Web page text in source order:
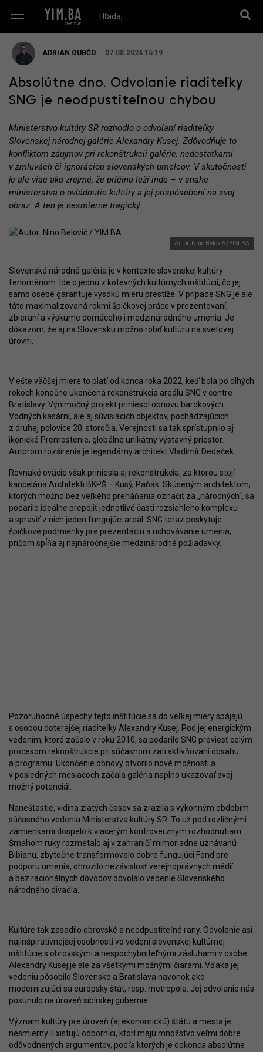
ADRIAN GUBČO 07.08.2024 15:19
Absolútne dno. Odvolanie riaditeľky
SNG je neodpustiteľnou chybou
Ministerstvo kultúry SR rozhodlo o odvolaní riaditeľky
Slovenskej národnej galérie Alexandry Kusej. Zdôvodňuje to
konfliktom záujmov pri rekonštrukcii galérie, nedostatkami
v zmluvách či ignoráciou slovenských umelcov. V skutočnosti
je ale viac ako zrejmé, že príčina leží inde – v snahe
ministerstva o ovládnutie kultúry a jej prispôsobení na svoj
obraz. A ten je nesmierne tragický.
Autor: Nino Belovič / YIM.BA
Slovenská národná galéria je v kontexte slovenskej kultúry
fenoménom. Ide o jednu z kotevných kultúrnych inštitúcií, čo jej
samo osebe garantuje vysokú mieru prestíže. V prípade SNG je ale
táto maximalizovaná rokmi špičkovej práce v prezentovaní,
zbieraní a výskume domáceho i medzinárodného umenia. Je
dôkazom, že aj na Slovensku možno robiť kultúru na svetovej
úrovni.
V ešte väčšej miere to platí od konca roka 2022, keď bola po dlhých
rokoch konečne ukončená rekonštrukcia areálu SNG v centre
Bratislavy. Výnimočný projekt priniesol obnovu barokových
Vodných kasární, ale aj súvisiacich objektov, pochádzajúcich
z druhej polovice 20. storočia. Verejnosti sa tak sprístupnilo aj
ikonické Premostenie, globálne unikátny výstavný priestor.
Autorom rozšírenia je legendárny architekt Vladimír Dedeček.
Rovnaké ovácie však priniesla aj rekonštrukcia, za ktorou stojí
kancelária Architekti BKPŠ – Kusý, Paňák. Skúseným architektom,
ktorých možno bez veľkého preháňania označiť za „národných“, sa
podarilo ideálne prepojiť jednotlivé časti rozsiahleho komplexu
a spraviť z nich jeden fungujúci areál. SNG teraz poskytuje
špičkové podmienky pre prezentáciu a uchovávanie umenia,
pričom spĺňa aj najnáročnejšie medzinárodné požiadavky.
Pozoruhodné úspechy tejto inštitúcie sa do veľkej miery spájajú
s osobou doterajšej riaditeľky Alexandry Kusej. Pod jej energickým
vedením, ktoré začalo v roku 2010, sa podarilo SNG previesť celým
procesom rekonštrukcie pri súčasnom zatraktívňovaní obsahu
a programu. Ukončenie obnovy otvorilo nové možnosti a
v posledných mesiacoch začala galéria naplno ukazovať svoj
možný potenciál.
Nanešťastie, vidina zlatých časov sa zrazila s výkonným obdobím
súčasného vedenia Ministerstva kultúry SR. To už pod rozličnými
zámienkami dospelo k viacerým kontroverzným rozhodnutiam.
Šmahom ruky rozmetalo aj v zahraničí mimoriadne uznávanú
Bibianu, zbytočne transformovalo dobre fungujúci Fond pre
podporu umenia, ohrozilo nezávislosť verejnoprávnych médií
a bez racionálnych dôvodov odvolalo vedenie Slovenského
národného divadla.
Kultúre tak zasadilo obrovské a neodpustiteľné rany. Odvolanie asi
najinšpiratívnejšej osobnosti vo vedení slovenskej kultúrnej
inštitúcie s obrovskými a nespochybniteľnými zásluhami v osobe
Alexandry Kusej je ale za všetkými možnými čiarami. Vďaka jej
vedeniu pôsobilo Slovensko a Bratislava navonok ako
modernizujúci sa európsky štát, resp. metropola. Jej odvolanie nás
posunulo na úroveň sibírskej gubernie.
Význam kultúry pre úroveň (aj ekonomickú) štátu a mesta je
nesmierny. Existujú odborníci, ktorí majú množstvo veľmi dobre
odôvodnených argumentov, podľa ktorých je dokonca absolútne